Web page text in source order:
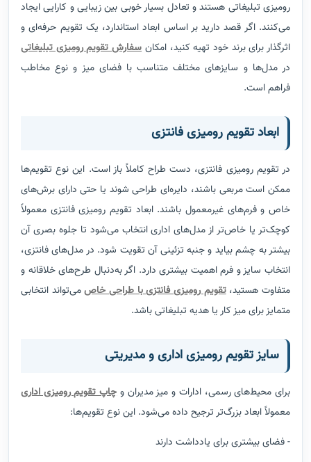
رومیزی تبلیغاتی هستند و تعادل بسیار خوبی بین زیبایی و کارایی ایجاد
می‌کنند. اگر قصد دارید بر اساس ابعاد استاندارد، یک تقویم حرفه‌ای و
اثرگذار برای برند خود تهیه کنید، امکان سفارش تقویم رومیزی تبلیغاتی
در مدل‌ها و سایزهای مختلف متناسب با فضای میز و نوع مخاطب
فراهم است.
ابعاد تقویم رومیزی فانتزی
در تقویم رومیزی فانتزی، دست طراح کاملاً باز است. این نوع تقویم‌ها
ممکن است مربعی باشند، دایره‌ای طراحی شوند یا حتی دارای برش‌های
خاص و فرم‌های غیرمعمول باشند. ابعاد تقویم رومیزی فانتزی معمولاً
کوچک‌تر یا خاص‌تر از مدل‌های اداری انتخاب می‌شود تا جلوه بصری آن
بیشتر به چشم بیاید و جنبه تزئینی آن تقویت شود. در مدل‌های فانتزی،
انتخاب سایز و فرم اهمیت بیشتری دارد. اگر به‌دنبال طرح‌های خلاقانه و
متفاوت هستید،تقویم رومیزی فانتزی با طراحی خاصمی‌تواند انتخابی
متمایز برای میز کار یا هدیه تبلیغاتی باشد.
سایز تقویم رومیزی اداری و مدیریتی
برای محیط‌های رسمی، ادارات و میز مدیران وچاپ تقویم رومیزی اداری
معمولاً ابعاد بزرگ‌تر ترجیح داده می‌شود. این نوع تقویم‌ها:
- فضای بیشتری برای یادداشت دارند